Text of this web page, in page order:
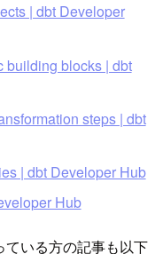
| dbt Developer
building blocks | dbt
steps | dbt
| dbt Developer Hub
Hub
ている方の記事も以下